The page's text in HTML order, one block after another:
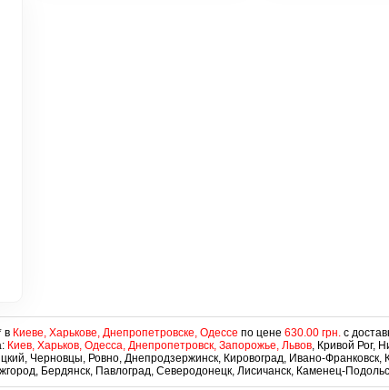
в Киеве, Харькове, Днепропетровске, Одессе по цене 630.00 грн. с
Киев, Харьков, Одесса, Днепропетровск, Запорожье, Львов, Кривой Рог,
Черновцы, Ровно, Днепродзержинск, Кировоград, Ивано-Франковск,
Бердянск, Павлоград, Северодонецк, Лисичанск, Каменец-